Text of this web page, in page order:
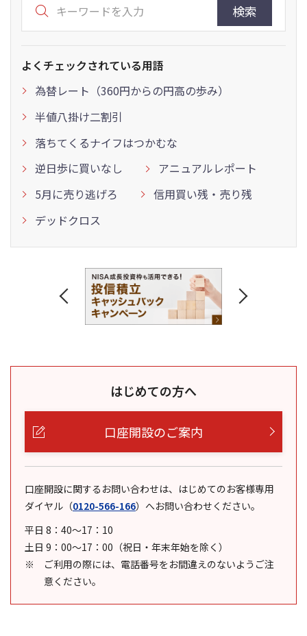
検索
よくチェックされている用語
為替レート（360円からの円高の歩み）
半値八掛け二割引
落ちてくるナイフはつかむな
逆日歩に買いなし
アニュアルレポート
5月に売り逃げろ
信用買い残・売り残
デッドクロス
はじめての方へ
口座開設のご案内
口座開設に関するお問い合わせは、はじめてのお客様専用
ダイヤル （0120-566-166） へお問い合わせください。
平日 8：40～17：10
土日 9：00～17：00（祝日・年末年始を除く）
ご利用の際には、電話番号をお間違えのないようご注
意ください。